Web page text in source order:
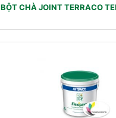
BỘT CHÀ JOINT TERRACO